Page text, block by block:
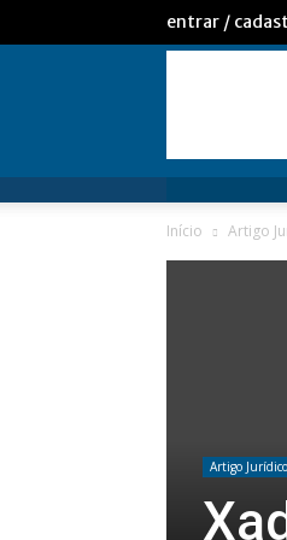
entrar /
Início Artigo
Artigo Jurídico